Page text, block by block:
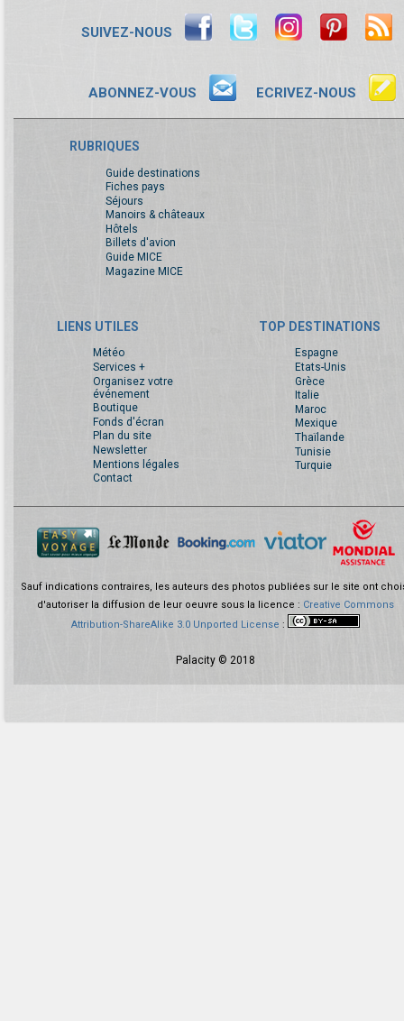
SUIVEZ-NOUS
ABONNEZ-VOUS ECRIVEZ-NOUS
RUBRIQUES
Guide destinations
Fiches pays
Séjours
Manoirs & châteaux
Hôtels
Billets d'avion
Guide MICE
Magazine MICE
LIENS UTILES
Météo
Services +
Organisez votre
événement
Boutique
Fonds d'écran
Plan du site
Newsletter
Mentions légales
Contact
TOP DESTINATIONS
Espagne
Etats-Unis
Grèce
Italie
Maroc
Mexique
Thaïlande
Tunisie
Turquie
Sauf indications contraires, les auteurs des photos publiées sur le site ont
d'autoriser la diffusion de leur oeuvre sous la licence : Creative Commons
Attribution-ShareAlike 3.0 Unported License :
Palacity © 2018